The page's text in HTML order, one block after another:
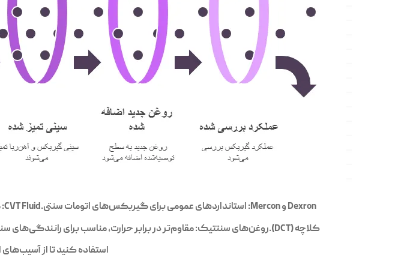
Dexron و Mercon: استانداردهای عمومی برای گیربکس‌های اتومات سنتی.CVT Fluid: مخصوص گیربکس‌های پیوسته متغیر (CVT).DCT Fluid: برای گیربکس‌های دو
کلاچه (DCT).روغن‌های سنتتیک: مقاوم‌تر در برابر حرارت، مناسب برای رانندگی‌های سنگین یا شرایط آب‌وهوایی خاص.همیشه از روغن توصیه‌شده توسط شرکت سازنده
استفاده کنید تا از